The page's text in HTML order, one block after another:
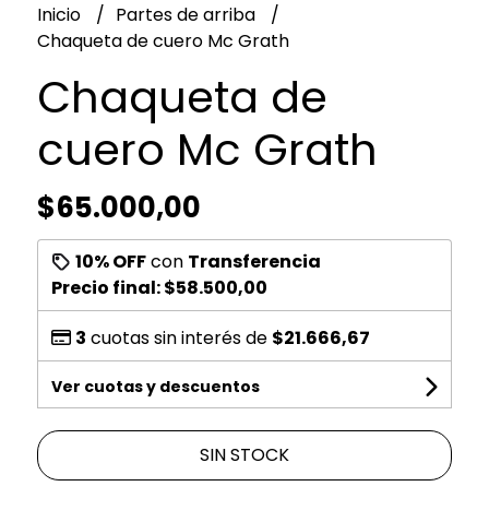
Inicio
Partes de arriba
Chaqueta de cuero Mc Grath
Chaqueta de
cuero Mc Grath
$65.000,00
10% OFFcon Transferencia
Precio final:$58.500,00
3 cuotas sin interés de $21.666,67
Ver cuotas y descuentos
SIN STOCK